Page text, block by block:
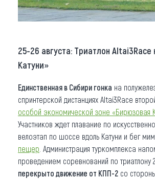
25-26 августа: Триатлон
Катуни»
Единственная в Сибири гонка на
спринтерской дистанциях Altai3Race
особой экономической зоне «Бирюзовая
Участников ждет плавание по
велоэтап по шоссе вдоль Катуни и бег
пещер . Администрация туркомплекса
проведением соревнований по триатлону
перекрыто движение от КПП-2 со